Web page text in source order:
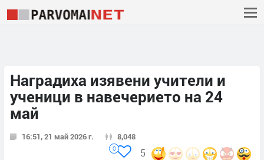
Наградиха изявени учители и
ученици в навечерието на 24
май
16:51, 21 май 2026 г. 8,048
5
0